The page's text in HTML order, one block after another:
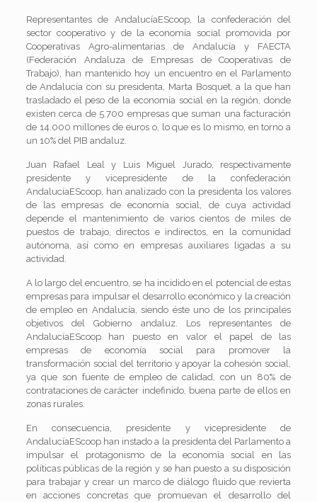
Representantes de AndalucíaEScoop, la confederación del
sector cooperativo y de la economía social promovida por
Cooperativas Agro-alimentarias de Andalucía y FAECTA
(Federación Andaluza de Empresas de Cooperativas de
Trabajo), han mantenido hoy un encuentro en el Parlamento
de Andalucía con su presidenta, Marta Bosquet, a la que han
trasladado el peso de la economía social en la región, donde
existen cerca de 5.700 empresas que suman una facturación
de 14.000 millones de euros o, lo que es lo mismo, en torno a
un 10% del PIB andaluz.
Juan Rafael Leal y Luis Miguel Jurado, respectivamente
presidente y vicepresidente de la confederación
AndalucíaEScoop, han analizado con la presidenta los valores
de las empresas de economía social, de cuya actividad
depende el mantenimiento de varios cientos de miles de
puestos de trabajo, directos e indirectos, en la comunidad
autónoma, así como en empresas auxiliares ligadas a su
actividad.
A lo largo del encuentro, se ha incidido en el potencial de estas
empresas para impulsar el desarrollo económico y la creación
de empleo en Andalucía, siendo éste uno de los principales
objetivos del Gobierno andaluz. Los representantes de
AndalucíaEScoop han puesto en valor el papel de las
empresas de economía social para promover la
transformación social del territorio y apoyar la cohesión social,
ya que son fuente de empleo de calidad, con un 80% de
contrataciones de carácter indefinido, buena parte de ellos en
zonas rurales.
En consecuencia, presidente y vicepresidente de
AndalucíaEScoop han instado a la presidenta del Parlamento a
impulsar el protagonismo de la economía social en las
políticas públicas de la región y se han puesto a su disposición
para trabajar y crear un marco de diálogo fluido que revierta
en acciones concretas que promuevan el desarrollo del